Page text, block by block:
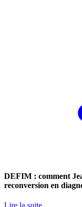
DEFIM : comment
reconversion en